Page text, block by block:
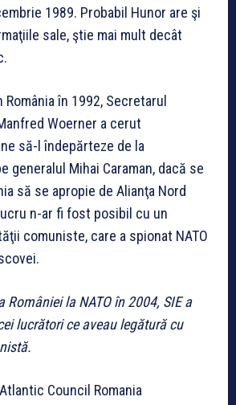
1989. Probabil Hunor are şi
sale, ştie mai mult decât
în 1992, Secretarul
Woerner a cerut
să-l îndepărteze de la
generalul Mihai Caraman, dacă se
să se apropie de Alianţa Nord
n-ar fi fost posibil cu un
comuniste, care a spionat NATO
României la NATO în 2004, SIE a
lucrători ce aveau legătură cu